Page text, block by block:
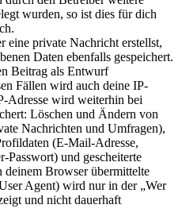
wurden, so ist dies für dich
eine private Nachricht erstellst,
Daten ebenfalls gespeichert.
Beitrag als Entwurf
Fällen wird auch deine IP-
Adresse wird weiterhin bei
Löschen und Ändern von
Nachrichten und Umfragen),
(E-Mail-Adresse,
und gescheiterte
Browser übermittelte
Agent) wird nur in der „Wer
und nicht dauerhaft